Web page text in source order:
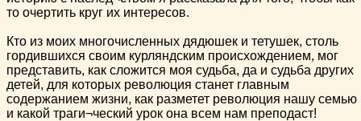
то очертить круг их интересов.
Кто из моих многочисленных дядюшек и тетушек, столь
гордившихся своим курляндским происхождением, мог
представить, как сложится моя судьба, да и судьба других
детей, для которых революция станет главным
содержанием жизни, как разметет революция нашу семью
и какой траги¬ческий урок она всем нам преподаст!